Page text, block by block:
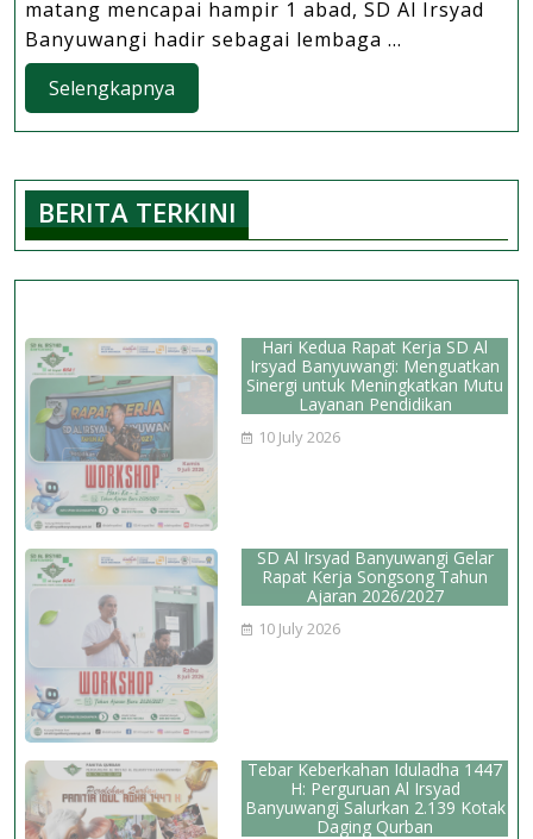
Alquran
yang
SD
Irsyad
Produktif
Lahirkan
Hafidz
Qur’an
matang mencapai hampir 1 abad, SD Al Irsyad
Banyuwangi hadir sebagai lembaga ...
Selengkapnya
BERITA TERKINI
Hari Kedua Rapat Kerja SD Al
Irsyad Banyuwangi: Menguatkan
Sinergi untuk Meningkatkan Mutu
Layanan Pendidikan
10 July 2026
SD Al Irsyad Banyuwangi Gelar
Rapat Kerja Songsong Tahun
Ajaran 2026/2027
10 July 2026
Tebar Keberkahan Iduladha 1447
H: Perguruan Al Irsyad
Banyuwangi Salurkan 2.139 Kotak
Daging Qurban